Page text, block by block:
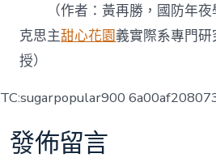
（作者：黃再勝，國防年
克思主甜心花園義實際系專門
授）
TC:sugarpopular900
發佈留言